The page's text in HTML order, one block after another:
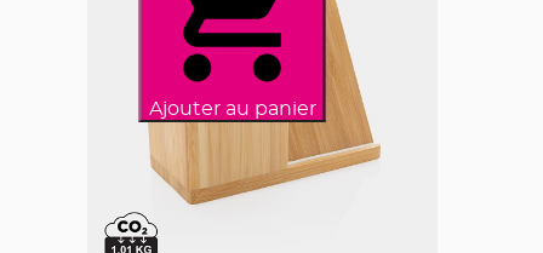
Ajouter au panier